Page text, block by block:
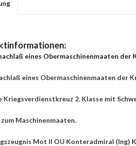
eines Obermaschinenmaaten der
eines Obermaschinenmaaten der
Kriegsverdienstkreuz 2. Klasse mit
Maschinenmaaten.
Mot II OU Konteradmiral (Ing)